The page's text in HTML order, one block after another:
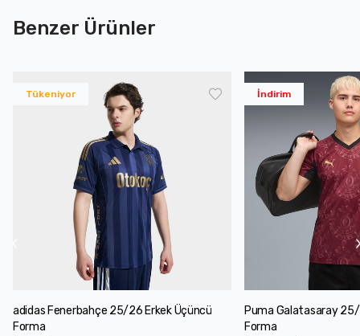
Benzer Ürünler
Tükeniyor
adidas Fenerbahçe 25/26 Erkek Üçüncü
Forma
İndirim
Puma Galatasaray
Forma